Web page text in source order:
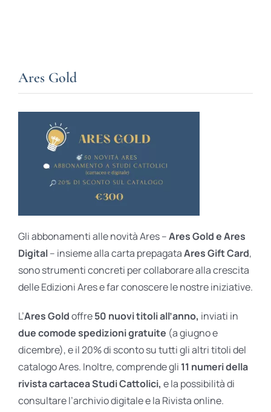
Ares Gold
Gli abbonamenti alle novità Ares –Ares Gold e Ares
Digital– insieme alla carta prepagataAres Gift Card,
sono strumenti concreti per collaborare alla crescita
delle Edizioni Ares e far conoscere le nostre iniziative.
L’Ares Goldoffre50 nuovi titoli all’anno, inviati in
due comode spedizioni gratuite (a giugno e
dicembre), e il 20% di sconto su tutti gli altri titoli del
catalogo Ares. Inoltre, comprende gli 11 numeri della
rivista cartacea Studi Cattolici, e la possibilità di
consultare l’archivio digitale e la Rivista online.